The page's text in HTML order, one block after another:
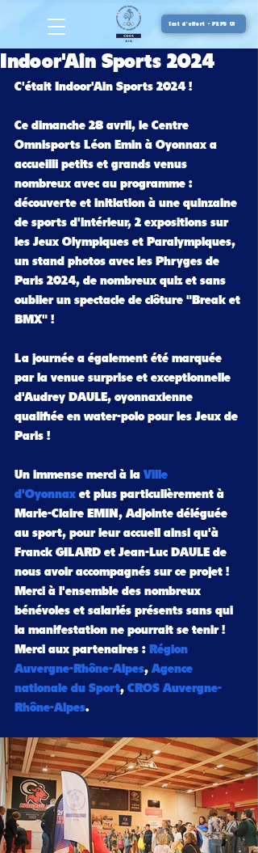
Test d'effort - PEPS 01
Indoor'Ain Sports 2024
C'était Indoor'Ain Sports 2024 !
Ce dimanche 28 avril, le Centre
Omnisports Léon Emin à Oyonnax a
accueilli petits et grands venus
nombreux avec au programme :
découverte et initiation à une quinzaine
de sports d'intérieur, 2 expositions sur
les Jeux Olympiques et Paralympiques,
un stand photos avec les Phryges de
Paris 2024, de nombreux quiz et sans
oublier un spectacle de clôture "Break et
BMX" !
La journée a également été marquée
par la venue surprise et exceptionnelle
d'Audrey DAULE, oyonnaxienne
qualifiée en water-polo pour les Jeux de
Paris !
Un immense merci à la Ville
d'Oyonnax et plus particulièrement à
Marie-Claire EMIN, Adjointe déléguée
au sport, pour leur accueil ainsi qu'à
Franck GILARD et Jean-Luc DAULE de
nous avoir accompagnés sur ce projet !
Merci à l'ensemble des nombreux
bénévoles et salariés présents sans qui
la manifestation ne pourrait se tenir !
Merci aux partenaires : Région
Auvergne-Rhône-Alpes, Agence
nationale du Sport, CROS Auvergne-
Rhône-Alpes.